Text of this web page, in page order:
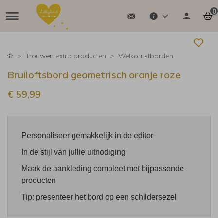
0
Trouwen extra producten Welkomstborden
Bruiloftsbord geometrisch oranje roze
€ 59,99
Personaliseer gemakkelijk in de editor
In de stijl van jullie uitnodiging
Maak de aankleding compleet met bijpassende
producten
Tip: presenteer het bord op een schildersezel